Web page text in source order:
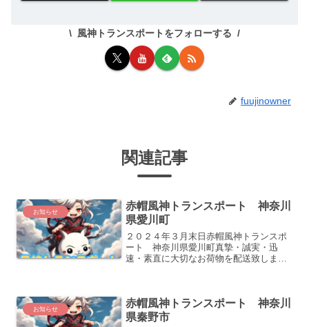
風神トランスポートをフォローする
fuujinowner
関連記事
お知らせ
赤帽風神トランスポート 神奈川
県愛川町
２０２４年３月末日赤帽風神トランスポ
ート 神奈川県愛川町真摯・誠実・迅
速・素直に大切なお荷物を配送致しま
お知らせ
赤帽風神トランスポート 神奈川
県秦野市